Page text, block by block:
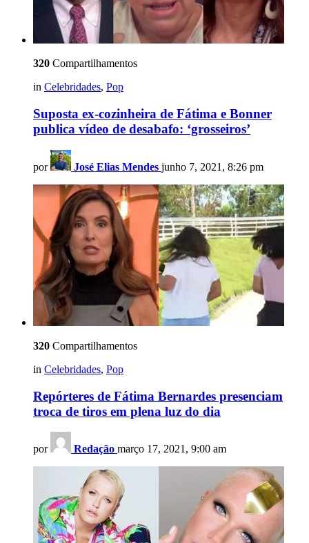
320 Compartilhamentos
in Celebridades, Pop
Suposta ex-cozinheira de Fátima e Bonner
publica vídeo de desabafo: ‘grosseiros’
por José Elias Mendes junho 7, 2021, 8:26 pm
320 Compartilhamentos
in Celebridades, Pop
Repórteres de Fátima Bernardes presenciam
troca de tiros em plena luz do dia
por Redação março 17, 2021, 9:00 am